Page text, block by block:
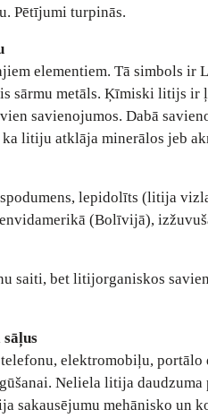
Pētījumi turpinās.
elementiem. Tā simbols ir
sārmu metāls. Ķīmiski litijs ir
savienojumos. Dabā
litiju atklāja minerālos jeb
lepidolīts (litija
(Bolīvijā),
saiti, bet litijorganiskos
elektromobiļu,
Neliela litija
sakausējumu mehānisko